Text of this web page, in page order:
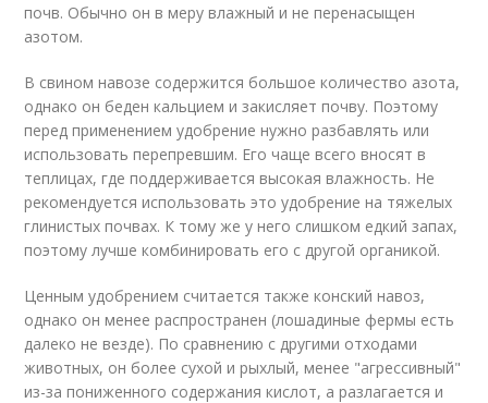
почв. Обычно он в меру влажный и не перенасыщен
азотом.
В свином навозе содержится большое количество азота,
однако он беден кальцием и закисляет почву. Поэтому
перед применением удобрение нужно разбавлять или
использовать перепревшим. Его чаще всего вносят в
теплицах, где поддерживается высокая влажность. Не
рекомендуется использовать это удобрение на тяжелых
глинистых почвах. К тому же у него слишком едкий запах,
поэтому лучше комбинировать его с другой органикой.
Ценным удобрением считается также конский навоз,
однако он менее распространен (лошадиные фермы есть
далеко не везде). По сравнению с другими отходами
животных, он более сухой и рыхлый, менее "агрессивный"
из-за пониженного содержания кислот, а разлагается и